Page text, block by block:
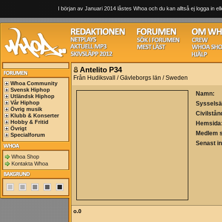
I början av Januari 2014 låstes Whoa och du kan alltså ej logga in
Whoa Community
Svensk Hiphop
Utländsk Hiphop
Vår Hiphop
Övrig musik
Klubb & Konserter
Hobby & Fritid
Övrigt
Specialforum
Whoa Shop
Kontakta Whoa
Antelito P34
Från Hudiksvall / Gävleborgs län / Sweden
Namn:
Medlem
Senast
o.0